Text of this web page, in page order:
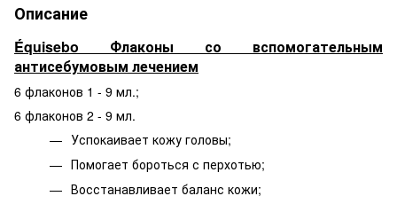
Описание
Équisebo Флаконы со вспомогательным
антисебумовым лечением
6 флаконов 1 - 9 мл.;
6 флаконов 2 - 9 мл.
Успокаивает кожу головы;
Помогает бороться с перхотью;
Восстанавливает баланс кожи;